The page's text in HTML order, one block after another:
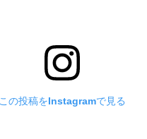
この投稿をInstagramで見る